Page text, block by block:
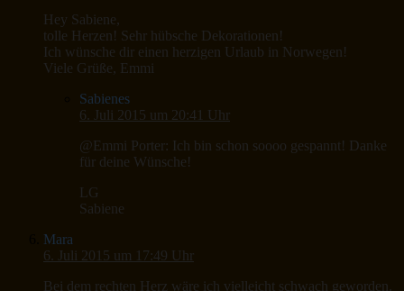
Hey Sabiene,
tolle Herzen! Sehr hübsche Dekorationen!
Ich wünsche dir einen herzigen Urlaub in Norwegen!
Viele Grüße, Emmi
Sabienes
6. Juli 2015 um 20:41 Uhr
@Emmi Porter: Ich bin schon soooo gespannt! Danke
für deine Wünsche!
LG
Sabiene
Mara
6. Juli 2015 um 17:49 Uhr
Bei dem rechten Herz wäre ich vielleicht schwach geworden.